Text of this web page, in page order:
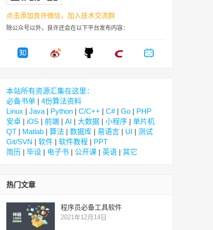
点击添加良许微信，加入技术交流群
除公众号以外，良许还会在以下平台发布内容：
本站所有资源汇集在这里：
必备书单 | 4份算法资料
Linux | Java | Python | C/C++ | C#| Go | PHP
安卓 | iOS | 前端 | AI | 大数据 | 小程序 | 单片机
QT | Matlab | 算法 | 数据库 | 易语言 | UI | 测试
Git/SVN | 软件 | 软件教程 | PPT
简历 | 毕设 | 电子书 | 公开课 | 英语 | 其它
热门文章
程序员必备工具软件
2021年12月14日